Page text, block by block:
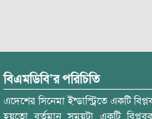
বিএমডিবি’র পরিচিতি
এদেশের সিনেমা ইন্ডাস্ট্রিতে একটি
হয়তো বর্তমান সময়টা একটি